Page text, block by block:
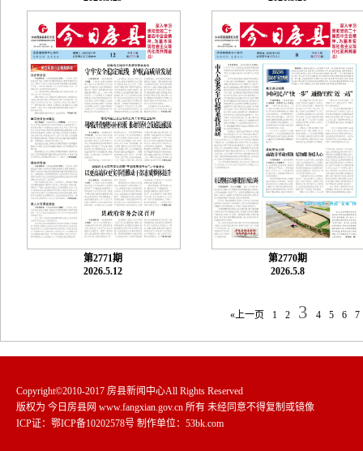
第2771期
2026.5.12
第2770期
2026.5.8
«上一页 1 2 3 4 5 6 7
Copyright©2010-2017 房县新闻中心All Rights Reserved
版权为 今日房县网 www.fangxian.gov.cn 所有 未经同意不得复制或镜像
ICP证：鄂ICP备10202578号 制作单位： 53bk.com